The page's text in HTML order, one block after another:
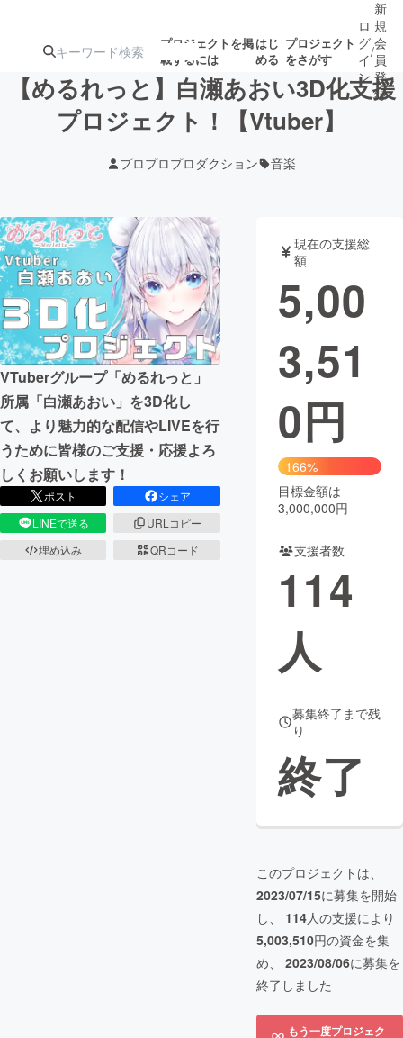
プロジェクトを掲
載するには
はじ
める
プロジェクト
をさがす
ターン
注目の新着プロ
ジェクト
募集終了が近いプ
ロジェクト
アート・写真 音楽
テクノロジー・ガジェット ゲーム・サ
映像・映画
ビジネス・起業
まちづくり・地域活性化
CAMPFIRE for Social Good CAMPFIRE Creation
CAMPFIREふるさと納税
コミュニティ
ロ
グ
イ
ン
/
新
規
会
員
登
録
【めるれっと】白瀬あおい3D化支援
プロジェクト！【Vtuber】
プロプロプロダクション 音楽
VTuberグループ「めるれっと」
所属「白瀬あおい」を3D化し
て、より魅力的な配信やLIVEを行
うために皆様のご支援・応援よろ
しくお願いします！
ポスト
シェア
LINEで送る
URLコピー
埋め込み
QRコード
現在の支援総
額
5,00
3,51
0円
166%
目標金額は
3,000,000円
支援者数
114
人
募集終了まで残
り
終了
このプロジェクトは、
2023/07/15に募集を開始
し、 114人の支援により
5,003,510円の資金を集
め、 2023/08/06に募集を
終了しました
もう一度プロジェク